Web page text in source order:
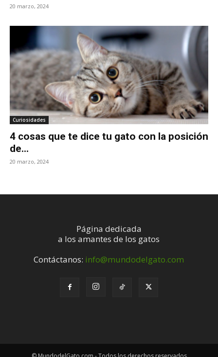
20 marzo, 2024
Curiosidades
4 cosas que te dice tu gato con la posición
de...
20 marzo, 2024
Página dedicada
a los amantes de los gatos
Contáctanos: info@mundodelgato.com